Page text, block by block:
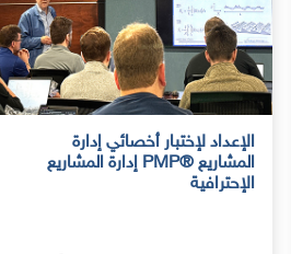
الإعداد لإختبار أخصائي إدارة
المشاريع ®PMP إدارة المشاريع
الإحترافية